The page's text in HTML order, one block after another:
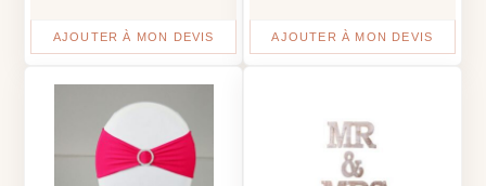
AJOUTER À MON DEVIS AJOUTER À MON DEVIS